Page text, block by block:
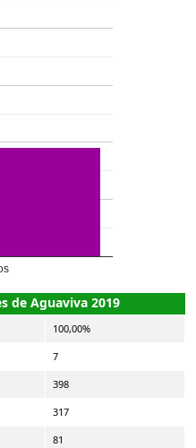
de Aguaviva 2019
100,00%
7
398
317
81